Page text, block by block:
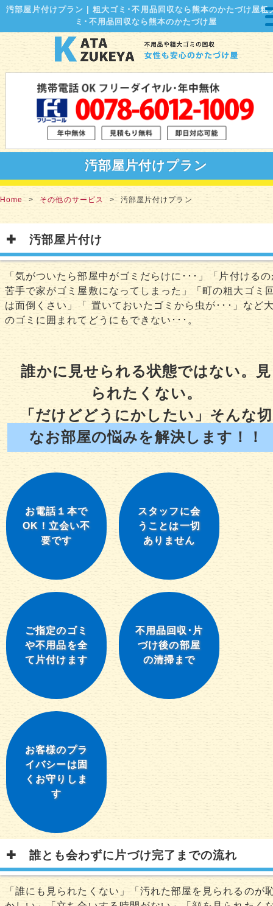
汚部屋片付けプラン | 粗大ゴミ･不用品回収なら熊本のかたづけ屋粗
ミ･不用品回収なら熊本のかたづけ屋
Home その他のサービス 汚部屋片付けプラン
汚部屋片付けプラン
汚部屋片付け
「気がついたら部屋中がゴミだらけに･･･」「片付けるの
苦手で家がゴミ屋敷になってしまった」「町の粗大ゴミ
は面倒くさい」「 置いておいたゴミから虫が･･･」など
のゴミに囲まれてどうにもできない･･･。
誰かに見せられる状態ではない。見
られたくない。
「だけどどうにかしたい」そんな切
なお部屋の悩みを解決します！！
お電話１本で
OK！立会い不
要です
スタッフに会
うことは一切
ありません
ご指定のゴミ
や不用品を全
て片付けます
不用品回収･片
づけ後の部屋
の清掃まで
お客様のプラ
イバシーは固
くお守りしま
す
誰とも会わずに片づけ完了までの流れ
「誰にも見られたくない」「汚れた部屋を見られるのが